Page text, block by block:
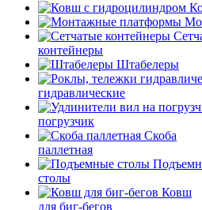
контейнеры
Штабелеры
гидравлические
погрузчик
Скоба
паллетная
столы
Ковш
для биг-бегов